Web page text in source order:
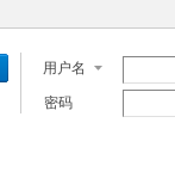
用户名
密码